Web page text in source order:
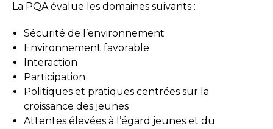
La PQA évalue les domaines suivants :
Sécurité de l’environnement
Environnement favorable
Interaction
Participation
Politiques et pratiques centrées sur la
croissance des jeunes
Attentes élevées à l’égard jeunes et du